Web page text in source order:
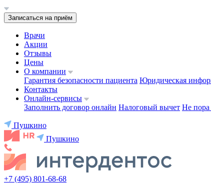
Записаться на приём
Врачи
Акции
Отзывы
Цены
О компании
Гарантия безопасности пациента Юридическая
Контакты
Онлайн-сервисы
Заполнить договор онлайн Налоговый вычет Не пора
Пушкино
Пушкино
+7 (495) 801-68-68